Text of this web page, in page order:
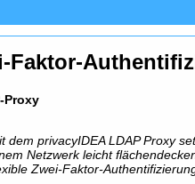
Faktor-
Proxy
dem privacyIDEA LDAP Proxy
Netzwerk leicht
Zwei-Faktor-